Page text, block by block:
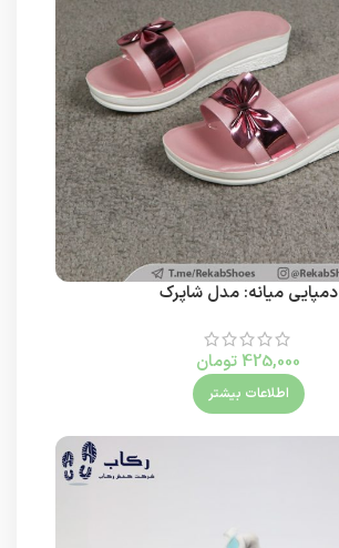
دمپایی میانه: مدل شاپرک
425,000 تومان
اطلاعات بیشتر